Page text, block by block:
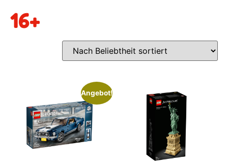
16+
Angebot!